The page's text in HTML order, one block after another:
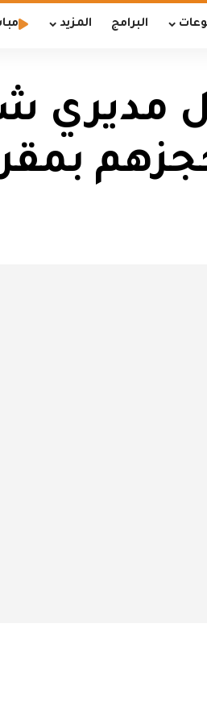
البرامج المزيد
مديري
بمقر